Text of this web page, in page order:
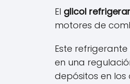
El glicol
motores de
Este
en una
depósitos en